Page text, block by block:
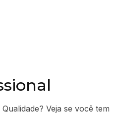
Veja se você tem